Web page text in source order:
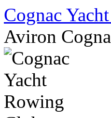
Cognac
Aviron